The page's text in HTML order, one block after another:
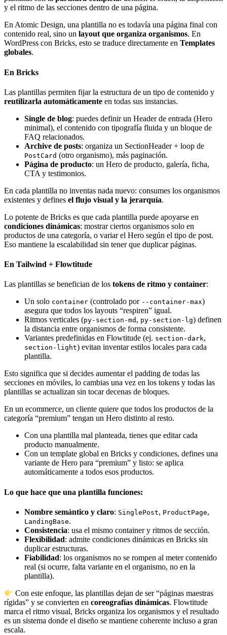
y el ritmo de las secciones dentro de una página.
En Atomic Design, una plantilla no es todavía una página final con
contenido real, sino un layout que organiza organismos. En
WordPress con Bricks, esto se traduce directamente en Templates
globales.
En Bricks
Las plantillas permiten fijar la estructura de un tipo de contenido y
reutilizarla automáticamente en todas sus instancias.
Single de blog: puedes definir un Header de entrada (Hero
minimal), el contenido con tipografía fluida y un bloque de
FAQ relacionados.
Archive de posts: organiza un SectionHeader + loop de
PostCard (otro organismo), más paginación.
Página de producto: un Hero de producto, galería, ficha,
CTA y testimonios.
En cada plantilla no inventas nada nuevo: consumes los organismos
existentes y defines el flujo visual y la jerarquía.
Lo potente de Bricks es que cada plantilla puede apoyarse en
condiciones dinámicas: mostrar ciertos organismos solo en
productos de una categoría, o variar el Hero según el tipo de post.
Eso mantiene la escalabilidad sin tener que duplicar páginas.
En Tailwind + Flowtitude
Las plantillas se benefician de los tokens de ritmo y container:
Un solo container (controlado por --container-max)
asegura que todos los layouts “respiren” igual.
Ritmos verticales (py-section-md , py-section-lg) definen
la distancia entre organismos de forma consistente.
Variantes predefinidas en Flowtitude (ej. section-dark,
section-light) evitan inventar estilos locales para cada
plantilla.
Esto significa que si decides aumentar el padding de todas las
secciones en móviles, lo cambias una vez en los tokens y todas las
plantillas se actualizan sin tocar decenas de bloques.
En un ecommerce, un cliente quiere que todos los productos de la
categoría “premium” tengan un Hero distinto al resto.
Con una plantilla mal planteada, tienes que editar cada
producto manualmente.
Con un template global en Bricks y condiciones, defines una
variante de Hero para “premium” y listo: se aplica
automáticamente a todos esos productos.
Lo que hace que una plantilla funciones:
Nombre semántico y claro: SinglePost, ProductPage,
LandingBase.
Consistencia: usa el mismo container y ritmos de sección.
Flexibilidad: admite condiciones dinámicas en Bricks sin
duplicar estructuras.
Fiabilidad: los organismos no se rompen al meter contenido
real (si ocurre, falta variante en el organismo, no en la
plantilla).
Con este enfoque, las plantillas dejan de ser “páginas maestras
rígidas” y se convierten en coreografías dinámicas. Flowtitude
marca el ritmo visual, Bricks organiza los organismos y el resultado
es un sistema donde el diseño se mantiene coherente incluso a gran
escala.